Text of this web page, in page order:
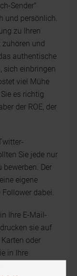
Sender"
und persönlich.
zu Ihren
zuhören und
authentische
sich einbringen
viel Mühe
es richtig
der ROE, der
Sie jede nur
Der
eigene
dabei.
Ihre E-Mail-
sie auf
oder
in Ihre